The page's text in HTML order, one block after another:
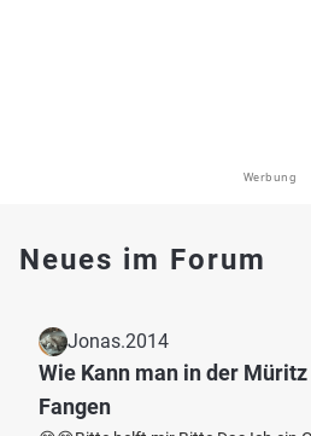
Werbung
Neues im Forum
Jonas.2014
Wie Kann man in der
Fangen